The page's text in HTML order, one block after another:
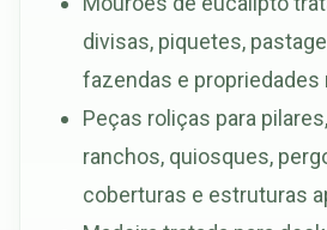
divisas, piquetes,
fazendas e propriedades
Peças roliças para
ranchos, quiosques,
coberturas e estruturas